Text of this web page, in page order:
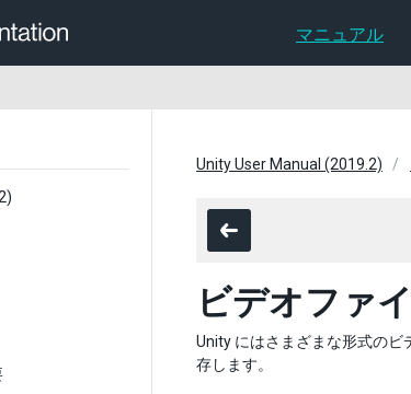
マニュアル
Unity User Manual (2019.2)
ビデオファ
Unity にはさまざまな形式の
存します。